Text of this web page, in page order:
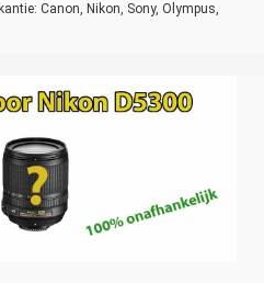
Canon, Nikon, Sony, Olympus,